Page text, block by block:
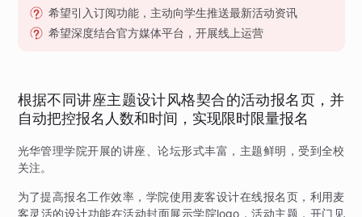
希望引入订阅功能，主动向学生推送最新活动资讯
希望深度结合官方媒体平台，开展线上运营
根据不同讲座主题设计风格契合的活动报名页，并
自动把控报名人数和时间，实现限时限量报名
光华管理学院开展的讲座、论坛形式丰富，主题鲜明，受到全校
关注。
为了提高报名工作效率，学院使用麦客设计在线报名页，利用麦
客灵活的设计功能在活动封面展示学院logo，活动主题，开门见